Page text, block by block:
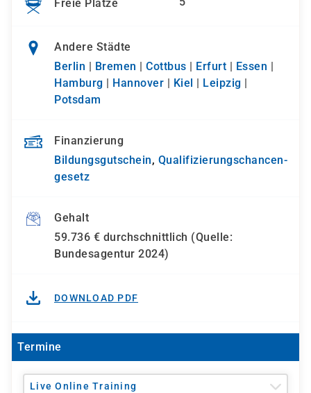
Freie Plätze
Andere Städte
Berlin
Bremen Cottbus Erfurt Essen
Hamburg
Hannover Kiel Leipzig
Potsdam
Finanzierung
Bildungsgutschein, Qualifizierungs­chancen­
gesetz
Gehalt
59.736 € durchschnittlich (Quelle:
Bundesagentur 2024)
DOWNLOAD PDF
Termine
Live Online Training